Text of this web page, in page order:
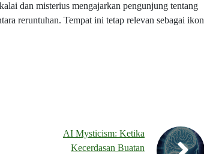
dan misterius mengajarkan pengunjung tentang
reruntuhan. Tempat ini tetap relevan sebagai ikon
AI Mysticism: Ketika
Kecerdasan Buatan